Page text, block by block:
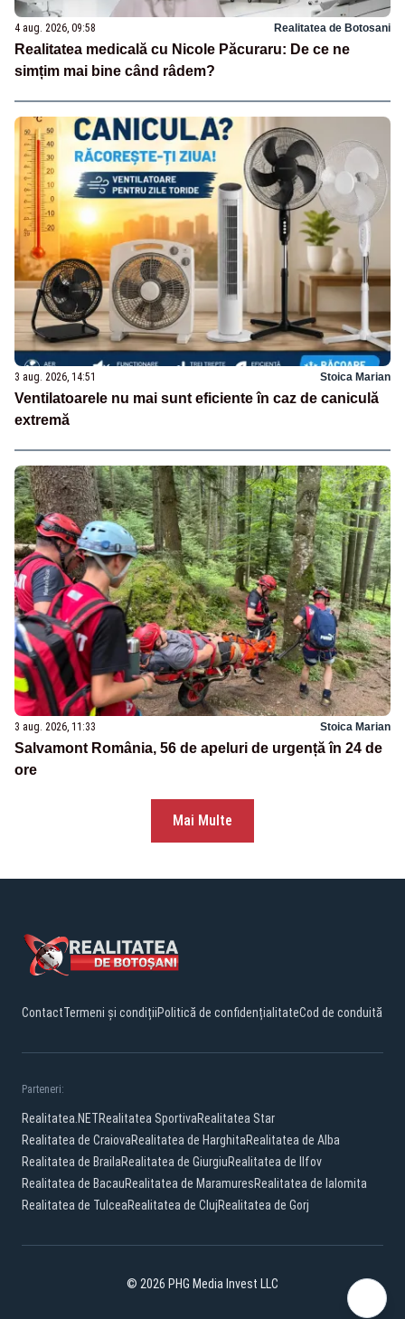
4 aug. 2026, 09:58 Realitatea de Botosani
Realitatea medicală cu Nicole Păcuraru: De ce ne
simțim mai bine când râdem?
3 aug. 2026, 14:51 Stoica Marian
Ventilatoarele nu mai sunt eficiente în caz de caniculă
extremă
3 aug. 2026, 11:33 Stoica Marian
Salvamont România, 56 de apeluri de urgență în 24 de
ore
Mai Multe
ContactTermeni și condițiiPolitică de confidențialitateCod de conduită
Parteneri:
Realitatea.NETRealitatea SportivaRealitatea Star
Realitatea de CraiovaRealitatea de HarghitaRealitatea de Alba
Realitatea de BrailaRealitatea de GiurgiuRealitatea de Ilfov
Realitatea de BacauRealitatea de MaramuresRealitatea de Ialomita
Realitatea de TulceaRealitatea de ClujRealitatea de Gorj
© 2026 PHG Media Invest LLC